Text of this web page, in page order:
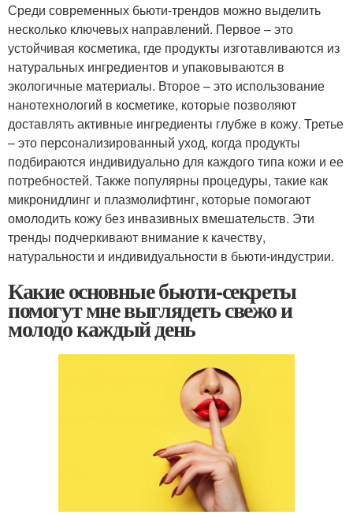
Среди современных бьюти-трендов можно выделить
несколько ключевых направлений. Первое – это
устойчивая косметика, где продукты изготавливаются из
натуральных ингредиентов и упаковываются в
экологичные материалы. Второе – это использование
нанотехнологий в косметике, которые позволяют
доставлять активные ингредиенты глубже в кожу. Третье
– это персонализированный уход, когда продукты
подбираются индивидуально для каждого типа кожи и ее
потребностей. Также популярны процедуры, такие как
микронидлинг и плазмолифтинг, которые помогают
омолодить кожу без инвазивных вмешательств. Эти
тренды подчеркивают внимание к качеству,
натуральности и индивидуальности в бьюти-индустрии.
Какие основные бьюти-секреты
помогут мне выглядеть свежо и
молодо каждый день